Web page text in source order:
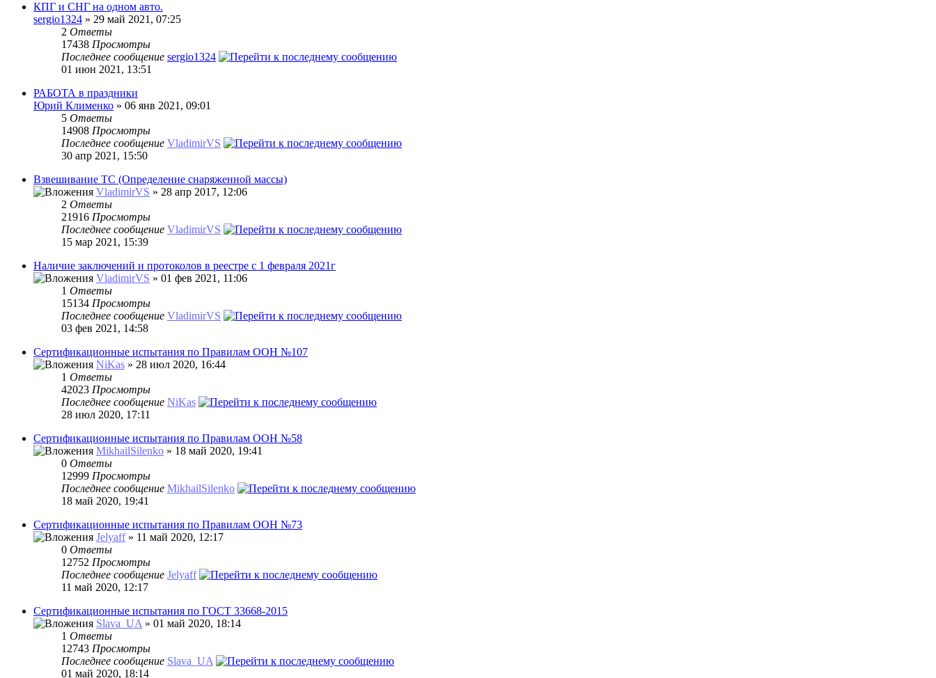
КПГ и СНГ на одном авто.
sergio1324 » 29 май 2021, 07:25
2 Ответы
17438 Просмотры
Последнее сообщение sergio1324
01 июн 2021, 13:51
РАБОТА в праздники
Юрий Клименко » 06 янв 2021, 09:01
5 Ответы
14908 Просмотры
Последнее сообщение VladimirVS
30 апр 2021, 15:50
Взвешивание ТС (Определение снаряженной массы)
VladimirVS » 28 апр 2017, 12:06
2 Ответы
21916 Просмотры
Последнее сообщение VladimirVS
15 мар 2021, 15:39
Наличие заключений и протоколов в реестре с 1 февраля 2021г
VladimirVS » 01 фев 2021, 11:06
1 Ответы
15134 Просмотры
Последнее сообщение VladimirVS
03 фев 2021, 14:58
Сертификационные испытания по Правилам ООН №107
NiKas » 28 июл 2020, 16:44
1 Ответы
42023 Просмотры
Последнее сообщение NiKas
28 июл 2020, 17:11
Сертификационные испытания по Правилам ООН №58
MikhailSilenko » 18 май 2020, 19:41
0 Ответы
12999 Просмотры
Последнее сообщение MikhailSilenko
18 май 2020, 19:41
Сертификационные испытания по Правилам ООН №73
Jelyaff» 11 май 2020, 12:17
0 Ответы
12752 Просмотры
Последнее сообщение Jelyaff
11 май 2020, 12:17
Сертификационные испытания по ГОСТ 33668-2015
Slava_UA » 01 май 2020, 18:14
1 Ответы
12743 Просмотры
Последнее сообщение Slava_UA
01 май 2020, 18:14